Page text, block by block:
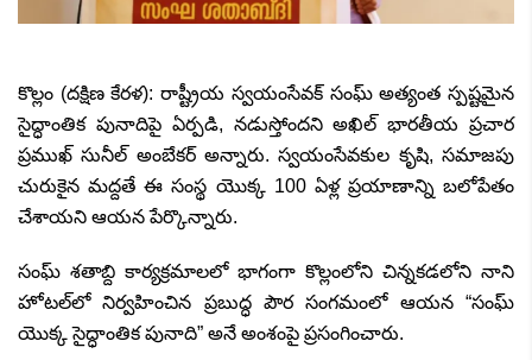
కొల్లం (దక్షిణ కేరళ): రాష్ట్రీయ స్వయంసేవక్ సంఘ్ అత్యంత స్పష్టమైన
సైద్ధాంతిక పునాదిపై ఏర్పడి, నడుస్తోందని అఖిల్ భారతీయ ప్రచార
ప్రముఖ్ సునీల్ అంబేకర్ అన్నారు. స్వయంసేవకుల కృషి,సమాజపు
చురుకైన మద్దతే ఈ సంస్థ యొక్క 100 ఏళ్ల ప్రయాణాన్ని బలోపేతం
చేశాయని ఆయన పేర్కొన్నారు.
సంఘ్ శతాబ్ది కార్యక్రమాలలో భాగంగా కొల్లంలోని చిన్నకడలోని నాని
హోటల్‌లో నిర్వహించిన ప్రబుద్ధ పౌర సంగమంలో ఆయన “సంఘ్
యొక్క సైద్ధాంతిక పునాది” అనే అంశంపై ప్రసంగించారు.